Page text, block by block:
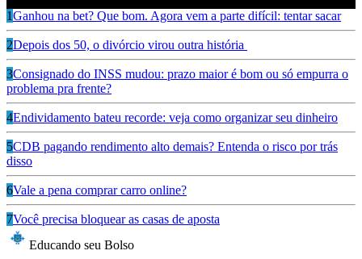
1Ganhou na bet? Que bom. Agora vem a parte difícil: tentar sacar
2Depois dos 50, o divórcio virou outra história
3Consignado do INSS mudou: prazo maior é bom ou só empurra o
problema pra frente?
4Endividamento bateu recorde: veja como organizar seu dinheiro
5CDB pagando rendimento alto demais? Entenda o risco por trás
disso
6Vale a pena comprar carro online?
7Você precisa bloquear as casas de aposta
Educando seu Bolso